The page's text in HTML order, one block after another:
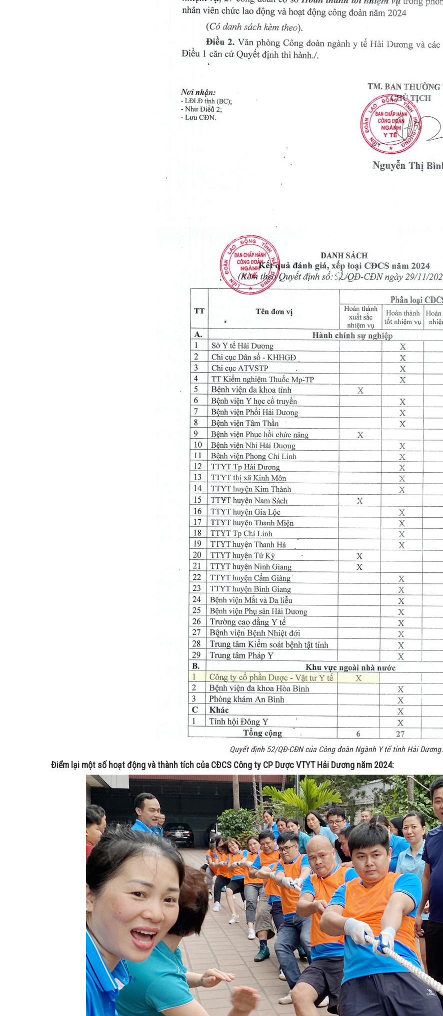
Quyết định 52/QĐ-CĐN của Công đoàn Ngành Y tế tỉnh Hải Dương.
Điểm lại một số hoạt động và thành tích của CĐCS Công ty CP Dược VTYT Hải Dương năm 2024: